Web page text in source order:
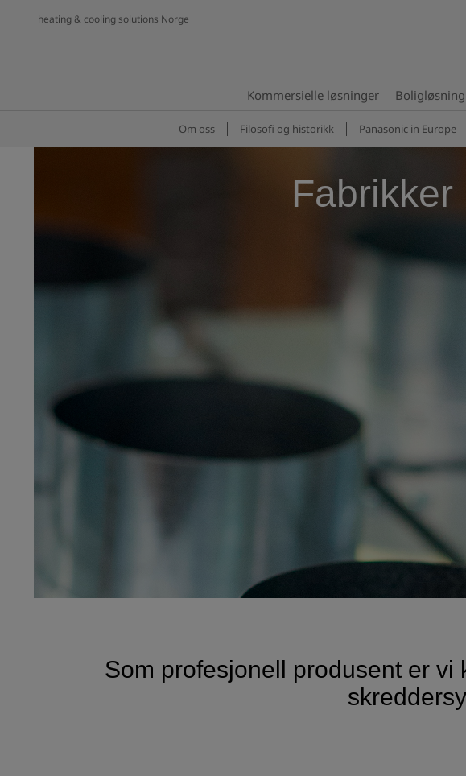
heating & cooling solutions Norge
Kommersielle løsninger Boligløsning
Om oss Filosofi og historikk Panasonic in Europe
Som profesjonell produsent er